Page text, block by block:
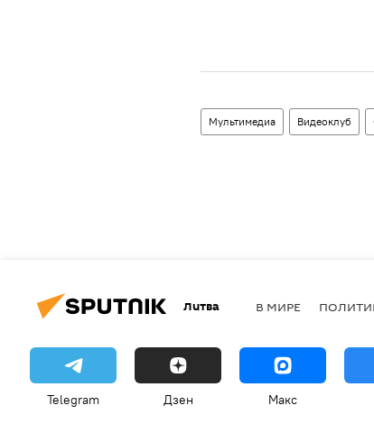
Мультимедиа Видеоклуб
Литва В МИРЕ
Telegram Дзен Макс